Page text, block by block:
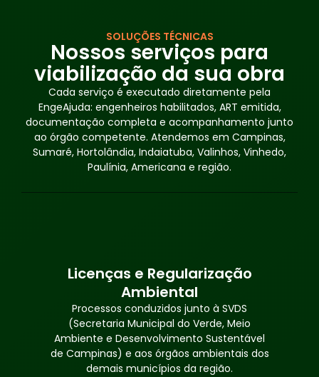
SOLUÇÕES TÉCNICAS
Nossos serviços para
viabilização da sua obra
Cada serviço é executado diretamente pela
EngeAjuda: engenheiros habilitados, ART emitida,
documentação completa e acompanhamento junto
ao órgão competente. Atendemos em Campinas,
Sumaré, Hortolândia, Indaiatuba, Valinhos, Vinhedo,
Paulínia, Americana e região.
Licenças e Regularização
Ambiental
Processos conduzidos junto à SVDS
(Secretaria Municipal do Verde, Meio
Ambiente e Desenvolvimento Sustentável
de Campinas) e aos órgãos ambientais dos
demais municípios da região.